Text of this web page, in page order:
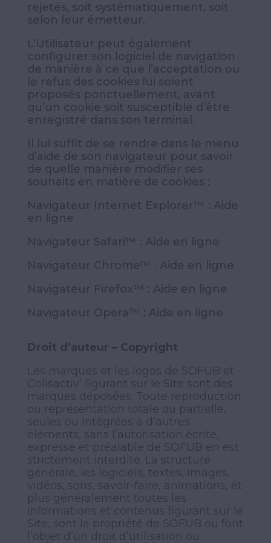
rejetés, soit systématiquement, soit
selon leur émetteur.
L’Utilisateur peut également
configurer son logiciel de navigation
de manière à ce que l’acceptation ou
le refus des cookies lui soient
proposés ponctuellement, avant
qu’un cookie soit susceptible d’être
enregistré dans son terminal.
Il lui suffit de se rendre dans le menu
d’aide de son navigateur pour savoir
de quelle manière modifier ses
souhaits en matière de cookies :
Navigateur Internet Explorer™ : Aide
en ligne
Navigateur Safari™ : Aide en ligne
Navigateur Chrome™ : Aide en ligne
Navigateur Firefox™ : Aide en ligne
Navigateur Opera™ : Aide en ligne
Droit d’auteur – Copyright
Les marques et les logos de SOFUB et
Colisactiv’ figurant sur le Site sont des
marques déposées. Toute reproduction
ou représentation totale ou partielle,
seules ou intégrées à d’autres
éléments, sans l’autorisation écrite,
expresse et préalable de SOFUB en est
strictement interdite. La structure
générale, les logiciels, textes, images,
vidéos, sons, savoir-faire, animations, et
plus généralement toutes les
informations et contenus figurant sur le
Site, sont la propriété de SOFUB ou font
l’objet d’un droit d’utilisation ou